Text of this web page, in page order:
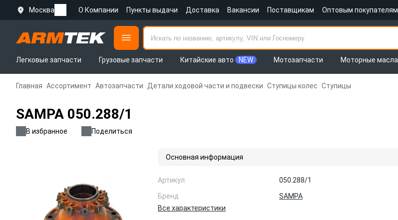
Москва О Компании Пункты выдачи Доставка Вакансии Поставщикам Оптовым покупателям
Легковые запчасти
Грузовые запчасти Китайские авто NEW Мотозапчасти Моторные масла
Главная Ассортимент Автозапчасти Детали ходовой части и подвески Ступицы колес Ступицы
SAMPA 050.288/1
В избранное Поделиться
Основная информация
Артикул
050.288/1
Бренд
SAMPA
Все характеристики